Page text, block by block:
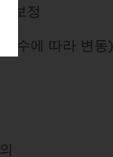
보정
수에 따라 변동)